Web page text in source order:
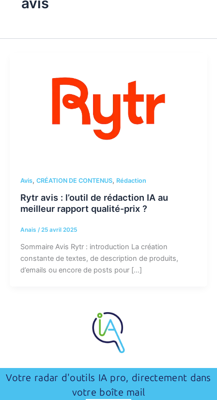
Avis, CRÉATION DE CONTENUS, Rédaction
Rytr avis : l’outil de rédaction IA au
meilleur rapport qualité-prix ?
Anais /25 avril 2025
Sommaire Avis Rytr : introduction La création
constante de textes, de description de produits,
d’emails ou encore de posts pour […]
Votre radar d'outils IA pro, directement dans
votre boîte mail